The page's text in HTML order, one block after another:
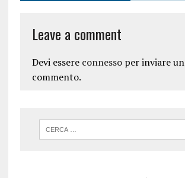
Leave a comment
Devi essere connessoper inviare un
commento.